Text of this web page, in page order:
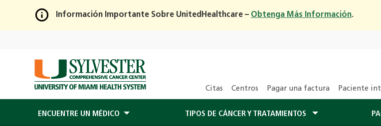
Skip
Main
Content
Información Importante Sobre UnitedHealthcare – Obtenga Más Información.
Citas Centros Pagar una factura Paciente
ENCUENTRE UN MÉDICO TIPOS DE CÁNCER Y TRATAMIENTOS